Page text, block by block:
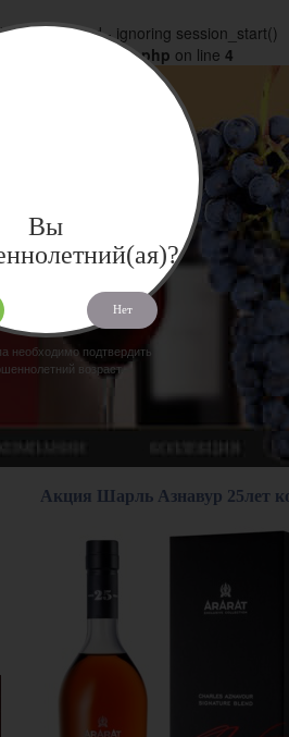
been started - ignoring session_start()
docs/products.php on line 4
Акция Шарль Азнавур 25лет
Вы
Нет
необходимо подтвердить
возраст.